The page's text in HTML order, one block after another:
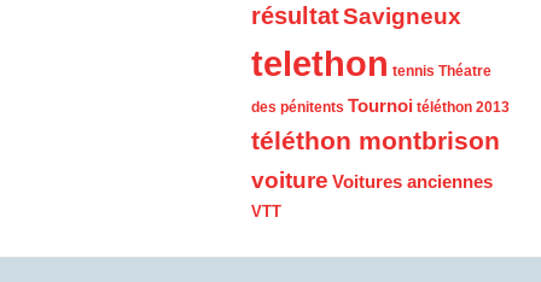
résultatSavigneux
telethon tennis Théatre
des pénitents Tournoi téléthon 2013
téléthon montbrison
voiture Voitures anciennes
VTT